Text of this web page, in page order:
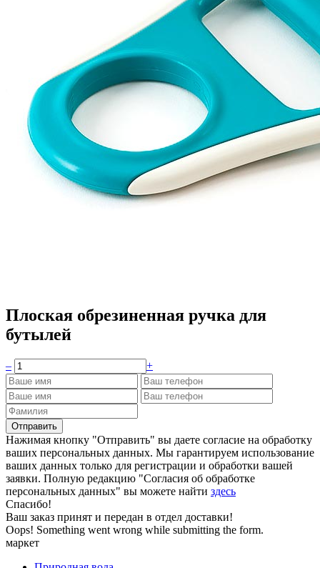
Плоская обрезиненная ручка для
бутылей
– +
Нажимая кнопку "Отправить" вы даете согласие на обработку
ваших персональных данных. Мы гарантируем использование
ваших данных только для регистрации и обработки вашей
заявки. Полную редакцию "Согласия об обработке
персональных данных" вы можете найти здесь
Спасибо!
Ваш заказ принят и передан в отдел доставки!
Oops! Something went wrong while submitting the form.
маркет